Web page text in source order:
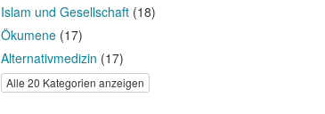
Islam und Gesellschaft(18)
Ökumene(17)
Alternativmedizin (17)
Alle 20 Kategorien anzeigen